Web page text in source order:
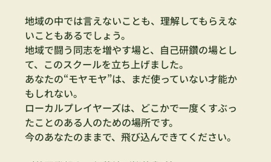
地域の中では言えないことも、理解してもらえな
いこともあるでしょう。
地域で闘う同志を増やす場と、自己研鑽の場とし
て、このスクールを立ち上げました。
あなたの“モヤモヤ”は、まだ使っていない才能か
もしれない。
ローカルプレイヤーズは、どこかで一度くすぶっ
たことのある人のための場所です。
今のあなたのままで、飛び込んできてください。